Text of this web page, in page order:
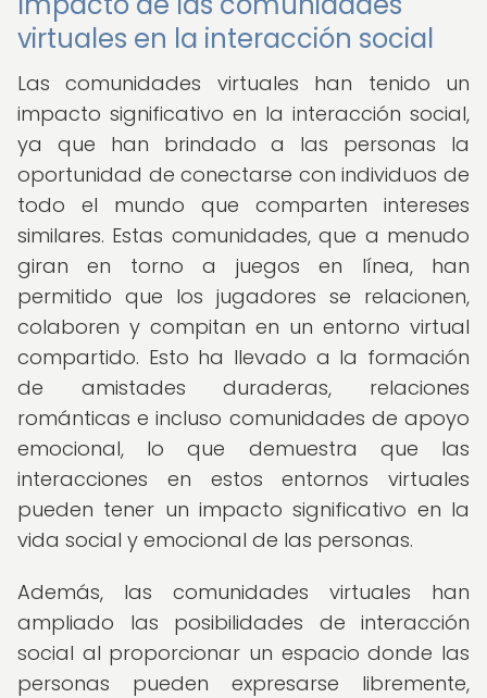
virtuales en la interacción social
Las comunidades virtuales han tenido un
impacto significativo en la interacción social,
ya que han brindado a las personas la
oportunidad de conectarse con individuos de
todo el mundo que comparten intereses
similares. Estas comunidades, que a menudo
giran en torno a juegos en línea, han
permitido que los jugadores se relacionen,
colaboren y compitan en un entorno virtual
compartido. Esto ha llevado a la formación
de amistades duraderas, relaciones
románticas e incluso comunidades de apoyo
emocional, lo que demuestra que las
interacciones en estos entornos virtuales
pueden tener un impacto significativo en la
vida social y emocional de las personas.
Además, las comunidades virtuales han
ampliado las posibilidades de interacción
social al proporcionar un espacio donde las
personas pueden expresarse libremente,